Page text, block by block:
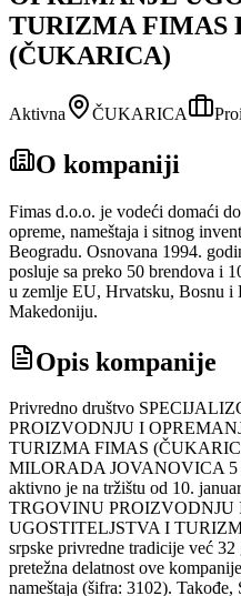
TURIZMA FIMAS
(ČUKARICA)
Aktivna ČUKARICA
O kompaniji
Fimas d.o.o. je vodeći domaći
opreme, nameštaja i sitnog
Beogradu. Osnovana 1994.
posluje sa preko 50 brendova i
u zemlje EU, Hrvatsku, Bosnu i
Makedoniju.
Opis kompanije
Privredno društvo
PROIZVODNJU I
TURIZMA FIMAS
MILORADA JOVANOVICA 5
aktivno je na tržištu od 10.
TRGOVINU PROIZVODNJU
UGOSTITELJSTVA I
srpske privredne tradicije već
pretežna delatnost ove
nameštaja (šifra: 3102).